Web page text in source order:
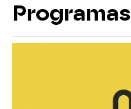
Programas